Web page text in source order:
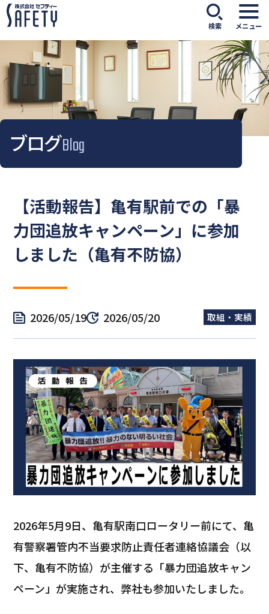
検索 メニュー
ブログBlog
【活動報告】亀有駅前での「暴
力団追放キャンペーン」に参加
しました（亀有不防協）
2026/05/19 2026/05/20 取組・実績
2026年5月9日、亀有駅南口ロータリー前にて、亀
有警察署管内不当要求防止責任者連絡協議会（以
下、亀有不防協）が主催する「暴力団追放キャン
ペーン」が実施され、弊社も参加いたしました。